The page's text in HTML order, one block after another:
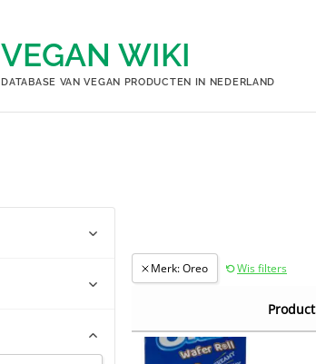
VEGAN WIKI
DATABASE VAN VEGAN PRODUCTEN IN NEDERLAND
(6)
Merk: Oreo Wis filters
Product